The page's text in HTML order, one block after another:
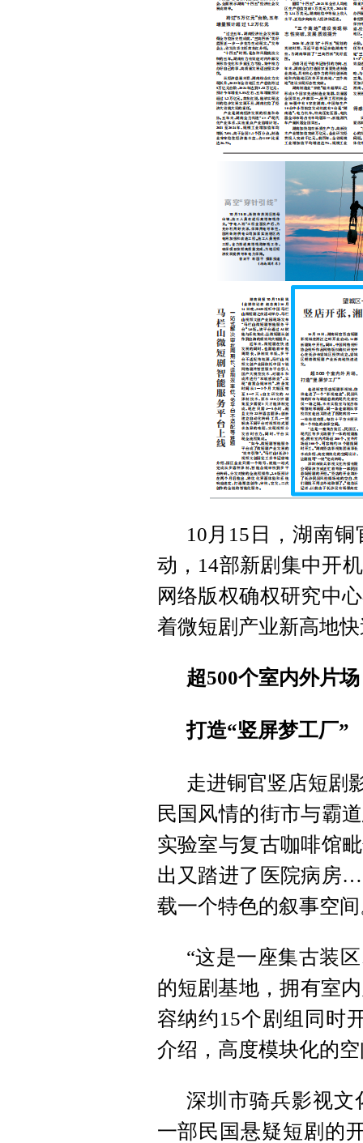
10月15日，湖南
动，14部新剧集中开
网络版权确权研究中
着微短剧产业新高地
超500个室内外片场
打造“竖屏梦工厂”
走进铜官竖店短剧
民国风情的街市与霸
实验室与复古咖啡馆
出又踏进了医院病房
载一个特色的叙事空
“这是一座集古装
的短剧基地，拥有室
容纳约15个剧组同时
介绍，高度模块化的
深圳市骑兵影视文
一部民国悬疑短剧的